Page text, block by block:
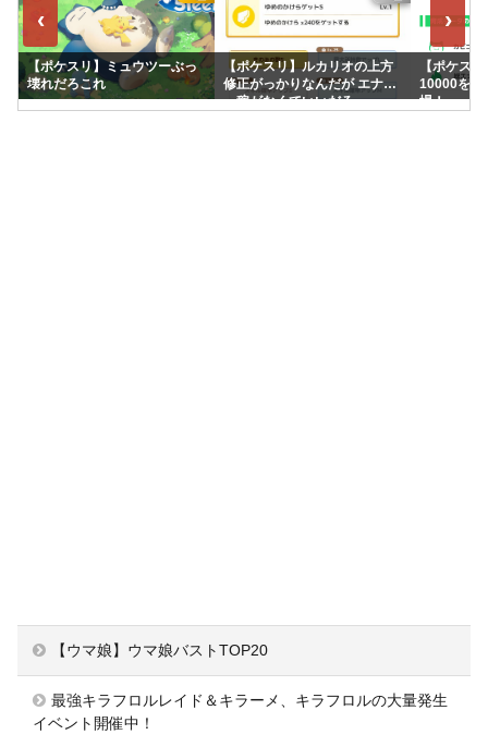
‹
【ポケスリ】ミュウツーぶっ
壊れだろこれ
【ポケスリ】ルカリオの上方
修正がっかりなんだが エナジ
ー稼がなくていいだろ
【ポケス
10000を超
場！
›
【ウマ娘】ウマ娘バストTOP20
最強キラフロルレイド＆キラーメ、キラフロルの大量発生
イベント開催中！